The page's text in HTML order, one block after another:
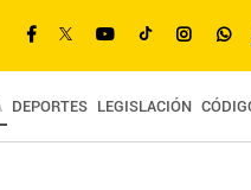
DEPORTES LEGISLACIÓN